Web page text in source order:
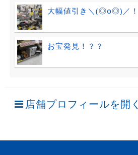
大幅値引き＼(◎o◎)／！
お宝発見！？？
店舗プロフィールを開く